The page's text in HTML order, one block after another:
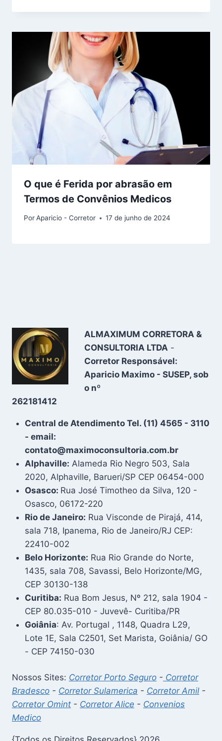
O que é Ferida por abrasão em
Termos de Convênios Medicos
PorAparicio - Corretor 17 de junho de 2024
ALMAXIMUM CORRETORA &
CONSULTORIA LTDA -
Corretor Responsável:
Aparicio Maximo - SUSEP, sob
o nº
262181412
Central de Atendimento Tel. (11) 4565 - 3110
- email:
contato@maximoconsultoria.com.br
Alphaville: Alameda Rio Negro 503, Sala
2020, Alphaville, Barueri/SP CEP 06454-000
Osasco: Rua José Timotheo da Silva, 120 -
Osasco, 06172-220
Rio de Janeiro: Rua Visconde de Pirajá, 414,
sala 718, Ipanema, Rio de Janeiro/RJ CEP:
22410-002
Belo Horizonte: Rua Rio Grande do Norte,
1435, sala 708, Savassi, Belo Horizonte/MG,
CEP 30130-138
Curitiba: Rua Bom Jesus, Nº 212, sala 1904 -
CEP 80.035-010 - Juvevê- Curitiba/PR
Goiânia: Av. Portugal , 1148, Quadra L29,
Lote 1E, Sala C2501, Set Marista, Goiânia/ GO
- CEP 74150-030
Nossos Sites: Corretor Porto Seguro - Corretor
Bradesco - Corretor Sulamerica - Corretor Amil -
Corretor Omint - Corretor Alice - Convenios
Medico